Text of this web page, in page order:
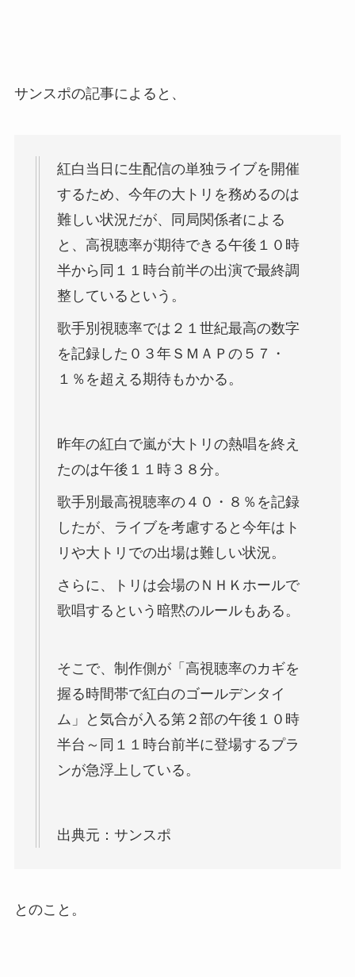
サンスポの記事によると、
紅白当日に生配信の単独ライブを開催
するため、今年の大トリを務めるのは
難しい状況だが、同局関係者による
と、高視聴率が期待できる午後１０時
半から同１１時台前半の出演で最終調
整しているという。
歌手別視聴率では２１世紀最高の数字
を記録した０３年ＳＭＡＰの５７・
１％を超える期待もかかる。
昨年の紅白で嵐が大トリの熱唱を終え
たのは午後１１時３８分。
歌手別最高視聴率の４０・８％を記録
したが、ライブを考慮すると今年はト
リや大トリでの出場は難しい状況。
さらに、トリは会場のＮＨＫホールで
歌唱するという暗黙のルールもある。
そこで、制作側が「高視聴率のカギを
握る時間帯で紅白のゴールデンタイ
ム」と気合が入る第２部の午後１０時
半台～同１１時台前半に登場するプラ
ンが急浮上している。
出典元：サンスポ
とのこと。